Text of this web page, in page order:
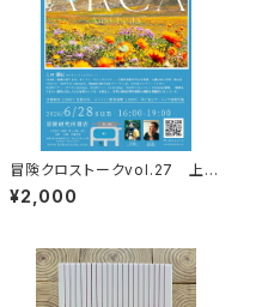
冒険クロストークvol.27 上田
優紀「この星の物語を撮る」録画
視聴権
¥2,000